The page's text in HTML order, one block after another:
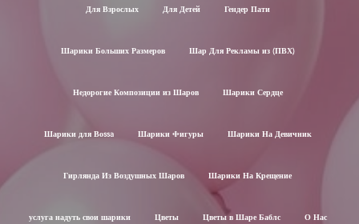
Для Взрослых Для Детей Гендер Пати
Шарики Больших Размеров Шар Для Рекламы из (ПВХ)
Недорогие Композиции из Шаров Шарики Сердце
Шарики для Воssa Шарики Фигуры Шарики На Девичник
Гирлянда Из Воздушных Шаров Шарики На Крещение
услуга надуть свои шарики Цветы Цветы в Шаре Баблс О Нас